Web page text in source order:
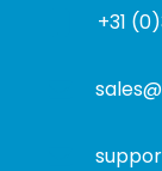
r
s
o
m
+31